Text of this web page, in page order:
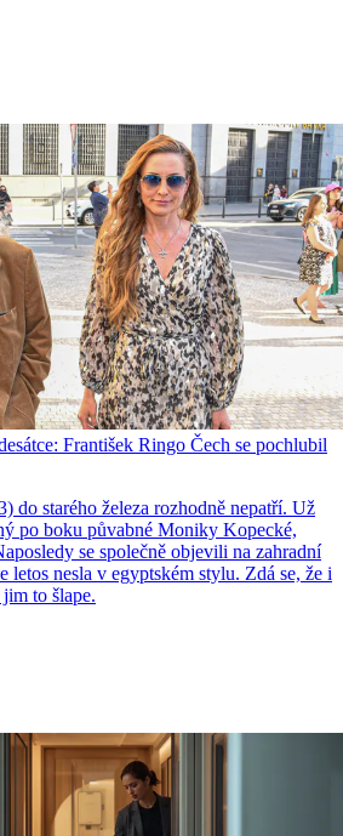
František Ringo Čech se pochlubil
do starého železa rozhodně nepatří. Už
po boku půvabné Moniky Kopecké,
se společně objevili na zahradní
letos nesla v egyptském stylu. Zdá se, že i
to šlape.